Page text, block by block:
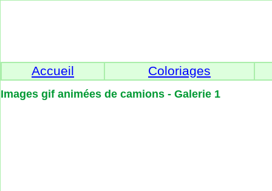
Accueil Coloriages
Images gif animées de camions - Galerie 1